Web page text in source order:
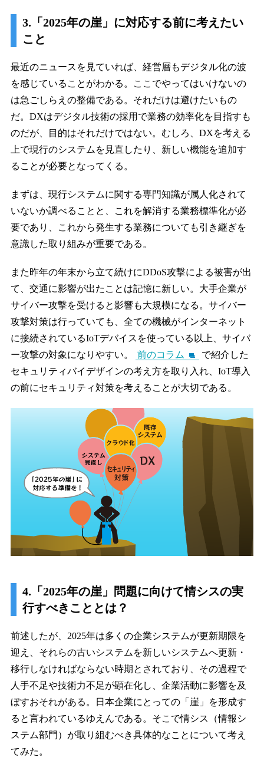
3.「2025年の崖」に対応する前に考えたい
こと
最近のニュースを見ていれば、経営層もデジタル化の波
を感じていることがわかる。ここでやってはいけないの
は急ごしらえの整備である。それだけは避けたいもの
だ。DXはデジタル技術の採用で業務の効率化を目指すも
のだが、目的はそれだけではない。むしろ、DXを考える
上で現行のシステムを見直したり、新しい機能を追加す
ることが必要となってくる。
まずは、現行システムに関する専門知識が属人化されて
いないか調べることと、これを解消する業務標準化が必
要であり、これから発生する業務についても引き継ぎを
意識した取り組みが重要である。
また昨年の年末から立て続けにDDoS攻撃による被害が出
て、交通に影響が出たことは記憶に新しい。大手企業が
サイバー攻撃を受けると影響も大規模になる。サイバー
攻撃対策は行っていても、全ての機械がインターネット
に接続されているIoTデバイスを使っている以上、サイバ
ー攻撃の対象になりやすい。
前のコラム
で紹介した
セキュリティバイデザインの考え方を取り入れ、IoT導入
の前にセキュリティ対策を考えることが大切である。
4.「2025年の崖」問題に向けて情シスの実
行すべきこととは？
前述したが、2025年は多くの企業システムが更新期限を
迎え、それらの古いシステムを新しいシステムへ更新・
移行しなければならない時期とされており、その過程で
人手不足や技術力不足が顕在化し、企業活動に影響を及
ぼすおそれがある。日本企業にとっての「崖」を形成す
ると言われているゆえんである。そこで情シス（情報シ
ステム部門）が取り組むべき具体的なことについて考え
てみた。